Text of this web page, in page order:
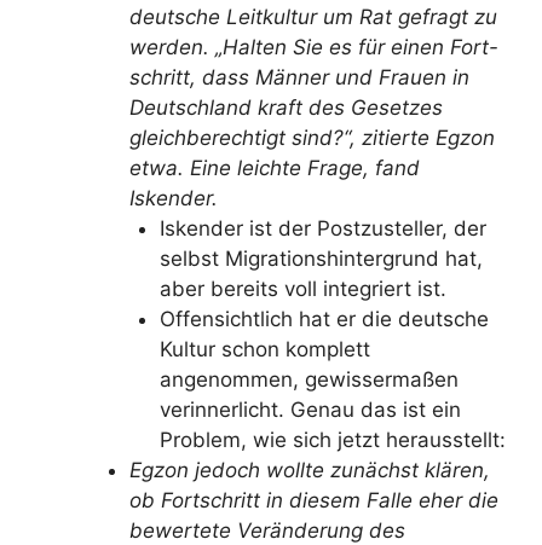
deutsche Leitkultur um Rat gefragt zu
werden. „Halten Sie es für einen Fort-
schritt, dass Männer und Frauen in
Deutschland kraft des Gesetzes
gleichberechtigt sind?“, zitierte Egzon
etwa. Eine leichte Frage, fand
Iskender.
Iskender ist der Postzusteller, der
selbst Migrationshintergrund hat,
aber bereits voll integriert ist.
Offensichtlich hat er die deutsche
Kultur schon komplett
angenommen, gewissermaßen
verinnerlicht. Genau das ist ein
Problem, wie sich jetzt herausstellt:
Egzon jedoch wollte zunächst klären,
ob Fortschritt in diesem Falle eher die
bewertete Veränderung des